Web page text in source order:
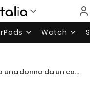
Watch
coagulo di sangue ad alto rischio